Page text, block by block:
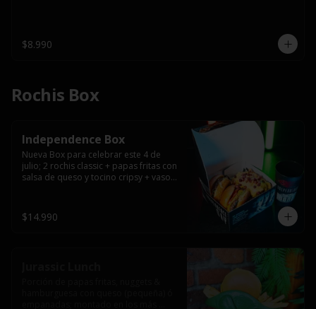
$8.990
Rochis Box
Independence Box
Nueva Box para celebrar este 4 de
julio; 2 rochis classic + papas fritas con
salsa de queso y tocino cripsy + vaso
$14.990